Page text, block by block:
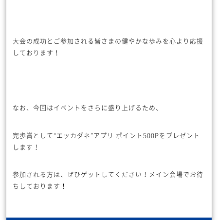
大会の成功とご参加される皆さまの健やかな歩みを心より応援
しております！
なお、今回はイベントをさらに盛り上げるため、
完歩賞として“エッカダネ”アプリ ポイント500Pをプレゼント
します！
参加される方は、ぜひゲットしてください！メイン会場でお待
ちしております！